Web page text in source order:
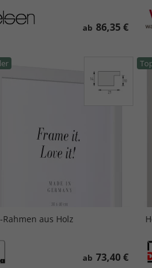
ab 86,35 €
Rahmen aus Holz
ab 73,40 €